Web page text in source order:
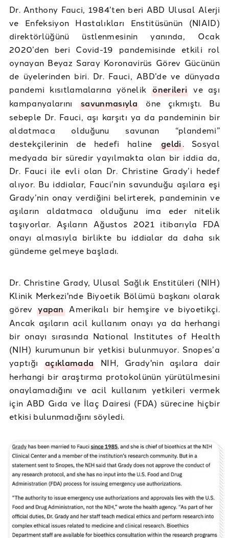
Dr. Anthony Fauci, 1984’ten beri ABD Ulusal Alerji
ve Enfeksiyon Hastalıkları Enstitüsünün (NIAID)
direktörlüğünü üstlenmesinin yanında, Ocak
2020’den beri Covid-19 pandemisinde etkili rol
oynayan Beyaz Saray Koronavirüs Görev Gücünün
de üyelerinden biri. Dr. Fauci, ABD’de ve dünyada
pandemi kısıtlamalarına yönelikönerileri ve aşı
kampanyalarınısavunmasıylaöne çıkmıştı. Bu
sebeple Dr. Fauci, aşı karşıtı ya da pandeminin bir
aldatmaca olduğunu savunan “plandemi”
destekçilerinin de hedefi haline geldi. Sosyal
medyada bir süredir yayılmakta olan bir iddia da,
Dr. Fauci ile evli olan Dr. Christine Grady’i hedef
alıyor. Bu iddialar, Fauci’nin savunduğu aşılara eşi
Grady’nin onay verdiğini belirterek, pandeminin ve
aşıların aldatmaca olduğunu ima eder nitelik
taşıyorlar. Aşıların Ağustos 2021 itibarıyla FDA
onayı almasıyla birlikte bu iddialar da daha sık
gündeme gelmeye başladı.
Dr. Christine Grady, Ulusal Sağlık Enstitüleri (NIH)
Klinik Merkezi'nde Biyoetik Bölümü başkanı olarak
görevyapanAmerikalı bir hemşire ve biyoetikçi.
Ancak aşıların acil kullanım onayı ya da herhangi
bir onayı sırasında National Institutes of Health
(NIH) kurumunun bir yetkisi bulunmuyor. Snopes’a
yaptığıaçıklamada NIH, Grady'nin aşılara dair
herhangi bir araştırma protokolünün yürütülmesini
onaylamadığını ve acil kullanım yetkileri vermek
için ABD Gıda ve İlaç Dairesi (FDA) sürecine hiçbir
etkisi bulunmadığını söyledi.